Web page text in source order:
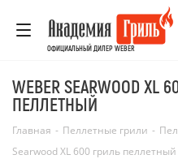
ОФИЦИАЛЬНЫЙ ДИЛЕР WEBER
WEBER SEARWOOD XL
ПЕЛЛЕТНЫЙ
Главная - Пеллетные грили -
Searwood XL 600 гриль пеллетный